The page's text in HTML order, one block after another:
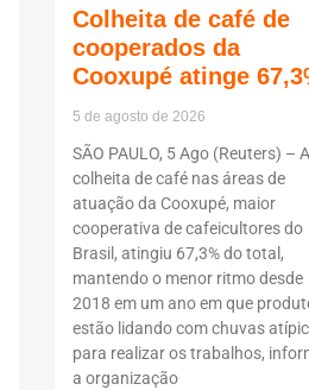
Colheita de café de
cooperados da
Cooxupé atinge
5 de agosto de 2026
SÃO PAULO, 5 Ago (Reuters) – A
colheita de café nas áreas de
atuação da Cooxupé, maior
cooperativa de cafeicultores do
Brasil, atingiu 67,3% do total,
mantendo o menor ritmo desde
2018 em um ano em que
estão lidando com chuvas
para realizar os trabalhos,
a organização